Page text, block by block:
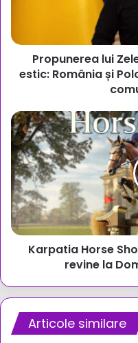
Polonia,
chemate
într-
comun
anti-
rus
Propunerea lui
estic: România și
Karpatia
Horse
Show
2025
–
Magia
ecvestră
revine
la
Domeniul
Karpatia Horse
revine la
Articole similare